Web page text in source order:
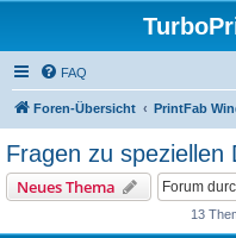
FAQ
Foren-Übersicht PrintFab
Fragen zu speziellen
Neues Thema
13